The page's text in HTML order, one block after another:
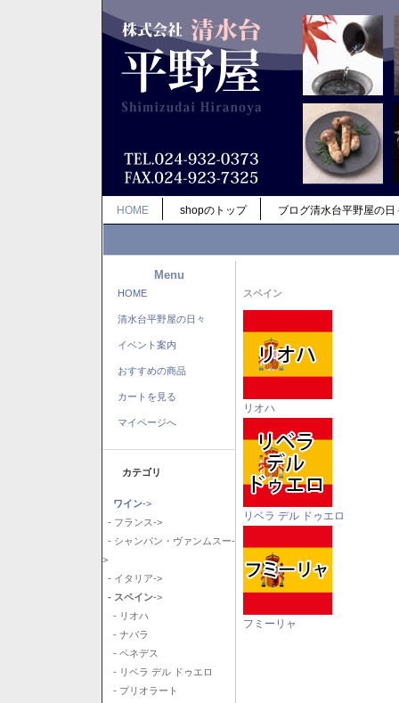
HOME shopのトップ ブログ清水台平野屋の日
Menu
HOME
清水台平野屋の日々
イベント案内
おすすめの商品
カートを見る
マイページへ
カテゴリ
ワイン->
- フランス->
- シャンパン・ヴァンムスー-
>
- イタリア->
- スペイン->
- リオハ
- ナバラ
- ペネデス
- リベラ デル ドゥエロ
- プリオラート
スペイン
リオハ
リベラ デル ドゥエロ
フミーリャ